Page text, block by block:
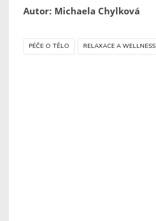
Autor: Michaela Chylková
PÉČE O TĚLO RELAXACE A WELLNESS